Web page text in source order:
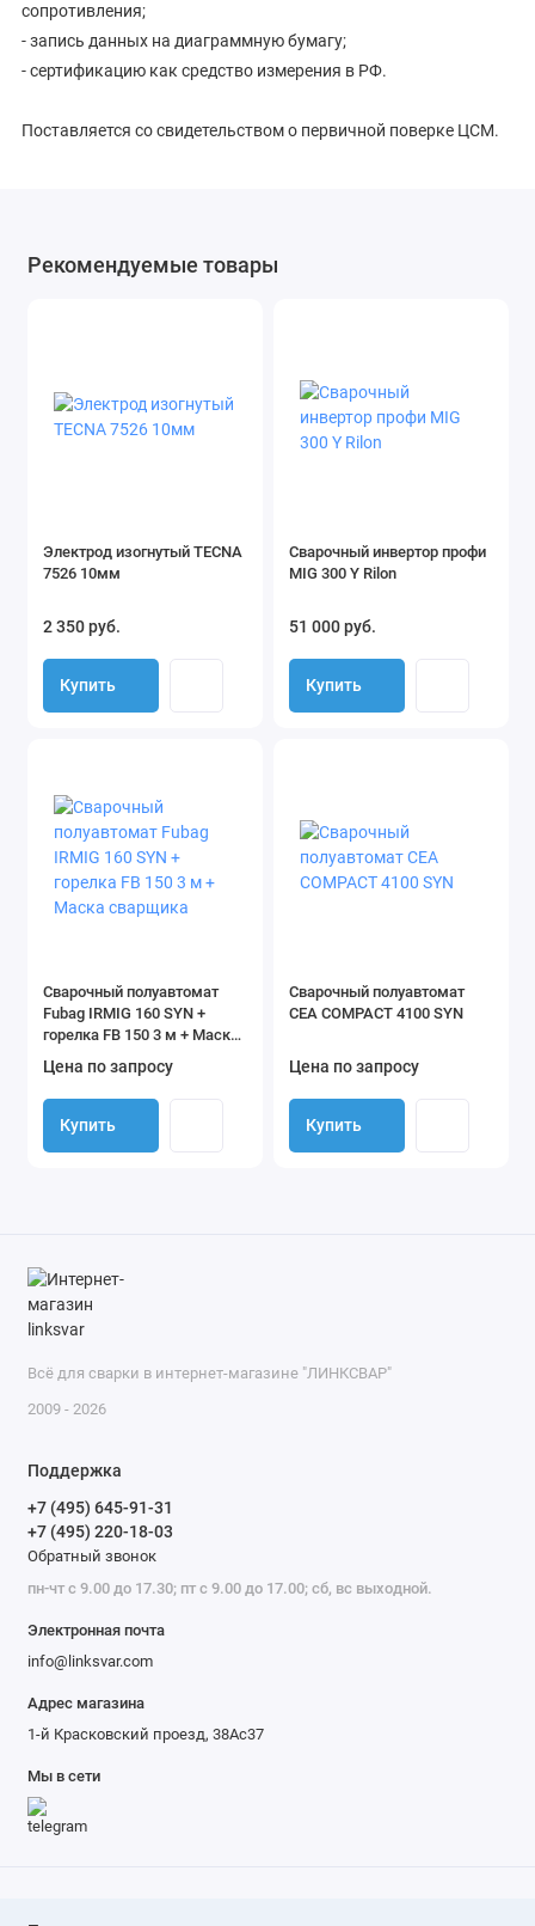
сопротивления;
- запись данных на диаграммную бумагу;
- сертификацию как средство измерения в РФ.
Поставляется со свидетельством о первичной поверке ЦСМ.
Рекомендуемые товары
Электрод изогнутый TECNA
7526 10мм
2 350 руб.
Купить
Сварочный инвертор профи
MIG 300 Y Rilon
51 000 руб.
Купить
Сварочный полуавтомат
Fubag IRMIG 160 SYN +
горелка FB 150 3 м + Маска
Цена по запросу
Купить
Сварочный полуавтомат
CEA COMPACT 4100 SYN
Цена по запросу
Купить
Всё для сварки в интернет-магазине "ЛИНКСВАР"
2009 - 2026
Поддержка
+7 (495) 645-91-31
+7 (495) 220-18-03
Обратный звонок
пн-чт с 9.00 до 17.30; пт с 9.00 до 17.00; сб, вс выходной.
Электронная почта
info@linksvar.com
Адрес магазина
1-й Красковский проезд, 38Ас37
Мы в сети